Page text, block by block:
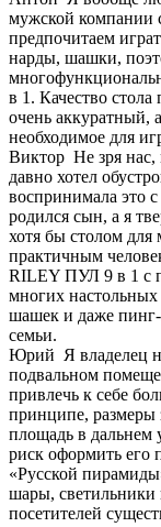
мужской компании
предпочитаем
нарды, шашки,
в 1. Качество стола
очень аккуратный,
необходимое для
Виктор Не зря
давно хотел
воспринимала это
родился сын, а я
хотя бы столом для
практичным
RILEY ПУЛ 9 в 1 с
многих
шашек и даже
семьи.
Юрий Я владелец
подвальном
привлечь к себе
принципе, размеры
площадь в дальнем
риск оформить его
«Русской
шары, светильники
посетителей